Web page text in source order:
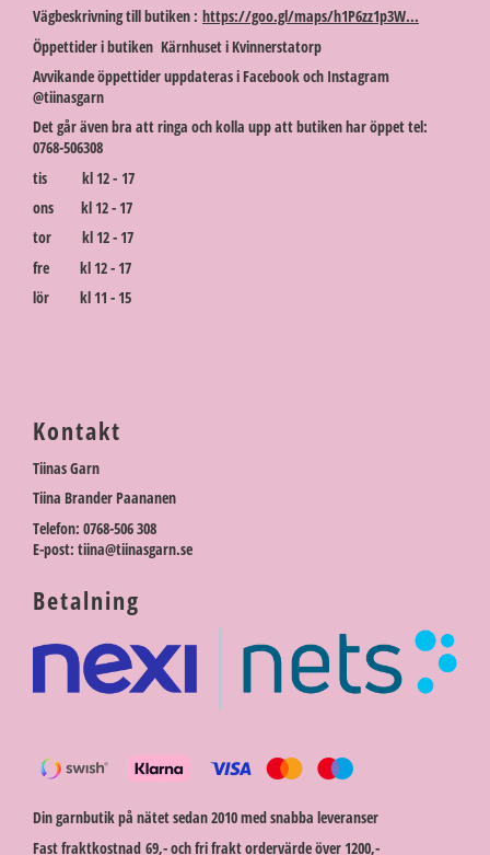
Vägbeskrivning till butiken : https://goo.gl/maps/h1P6zz1p3W...
Öppettider i butiken Kärnhuset i Kvinnerstatorp
Avvikande öppettider uppdateras i Facebook och Instagram
@tiinasgarn
Det går även bra att ringa och kolla upp att butiken har öppet tel:
0768-506308
tis kl 12 - 17
ons kl 12 - 17
tor kl 12 - 17
fre kl 12 - 17
lör kl 11 - 15
Kontakt
Tiinas Garn
Tiina Brander Paananen
Telefon: 0768-506 308
E-post: tiina@tiinasgarn.se
Betalning
Din garnbutik på nätet sedan 2010 med snabba leveranser
Fast fraktkostnad 69,- och fri frakt ordervärde över 1200,-